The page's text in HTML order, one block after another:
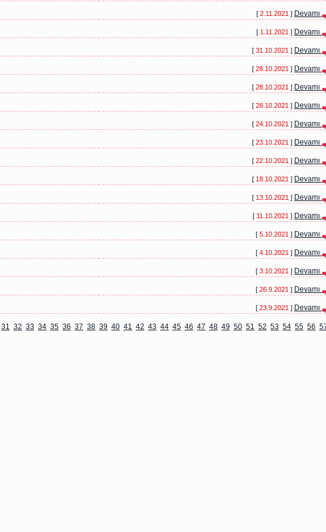
[ 2.11.2021 ] Devamı
[ 1.11.2021 ] Devamı
[ 31.10.2021 ] Devamı
[ 28.10.2021 ] Devamı
[ 28.10.2021 ] Devamı
[ 28.10.2021 ] Devamı
[ 24.10.2021 ] Devamı
[ 23.10.2021 ] Devamı
[ 22.10.2021 ] Devamı
[ 18.10.2021 ] Devamı
[ 13.10.2021 ] Devamı
[ 11.10.2021 ] Devamı
[ 5.10.2021 ] Devamı
[ 4.10.2021 ] Devamı
[ 3.10.2021 ] Devamı
[ 26.9.2021 ] Devamı
[ 23.9.2021 ] Devamı
31 32 33 34 35 36 37 38 39 40 41 42 43 44 45 46 47 48 49 50 51 52 53 54 55 56